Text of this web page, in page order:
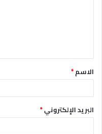
ق
*الاسم*
البريد الإلكتروني*